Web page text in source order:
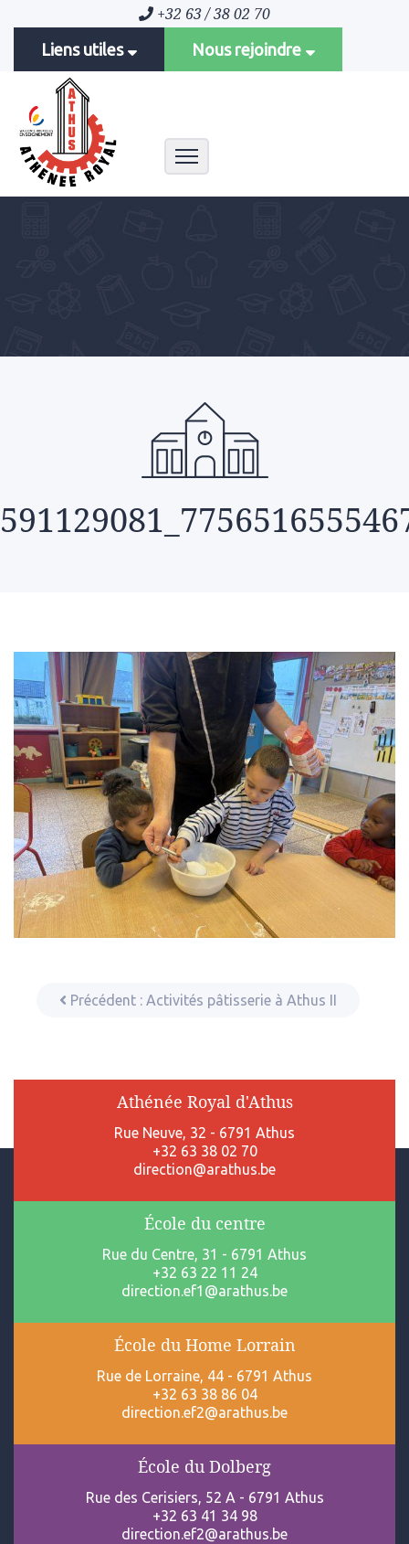
+32 63 / 38 02 70
Liens utiles Nous rejoindre
Toggle navigation
Précédent : Activités pâtisserie à Athus II
Athénée Royal d'Athus
Rue Neuve, 32 - 6791 Athus
+32 63 38 02 70
direction@arathus.be
École du centre
Rue du Centre, 31 - 6791 Athus
+32 63 22 11 24
direction.ef1@arathus.be
École du Home Lorrain
Rue de Lorraine, 44 - 6791 Athus
+32 63 38 86 04
direction.ef2@arathus.be
École du Dolberg
Rue des Cerisiers, 52 A - 6791 Athus
+32 63 41 34 98
direction.ef2@arathus.be